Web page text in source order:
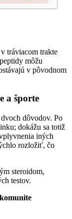
tráviacom trakte
môžu
v pôvodnom
a športe
dôvodov. Po
dokážu sa totiž
iných
rozložiť, čo
steroidom,
testov.